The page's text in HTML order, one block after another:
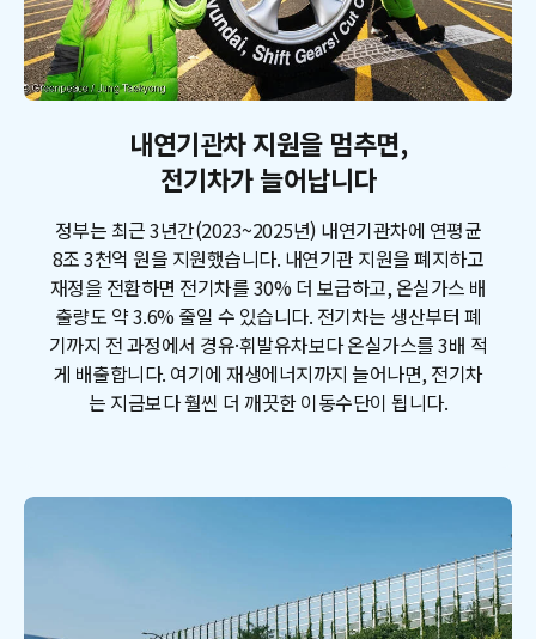
내연기관차 지원을 멈추면,
전기차가 늘어납니다
정부는 최근 3년간(2023~2025년) 내연기관차에 연평균
8조 3천억 원을 지원했습니다. 내연기관 지원을 폐지하고
재정을 전환하면 전기차를 30% 더 보급하고, 온실가스 배
출량도 약 3.6% 줄일 수 있습니다. 전기차는 생산부터 폐
기까지 전 과정에서 경유·휘발유차보다 온실가스를 3배 적
게 배출합니다. 여기에 재생에너지까지 늘어나면, 전기차
는 지금보다 훨씬 더 깨끗한 이동수단이 됩니다.